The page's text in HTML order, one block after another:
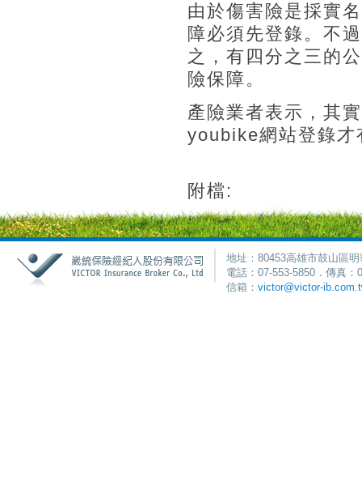
由於傷害險是採實
障必須先登錄。不
之，有四分之三的
險保障。
產險業者表示，其
youbike網站登錄才
附檔:
地址：80453高雄市鼓山區
電話：07-553-5850．傳真
信箱： victor@victor-